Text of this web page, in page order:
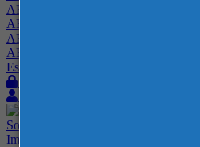
ABIMAQ Rio Grande do Sul
ABIMAQ Santa Catarina
ABIMAQ São Paulo
ABIMAQ Vale do Paraíba
Escritório de Relações Governamentais
Sobre
Imprensa